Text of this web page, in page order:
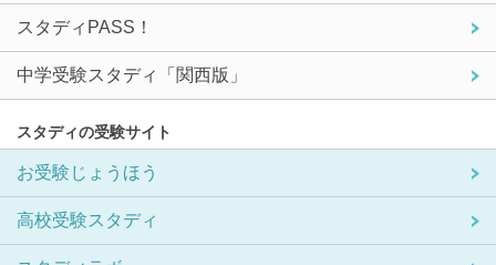
スタディPASS！
中学受験スタディ「関西版」
スタディの受験サイト
お受験じょうほう
高校受験スタディ